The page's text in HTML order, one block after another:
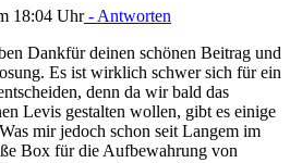
18:04 Uhr- Antworten
Dankfür deinen schönen Beitrag und
Es ist wirklich schwer sich für ein
denn da wir bald das
Levis gestalten wollen, gibt es einige
mir jedoch schon seit Langem im
Box für die Aufbewahrung von